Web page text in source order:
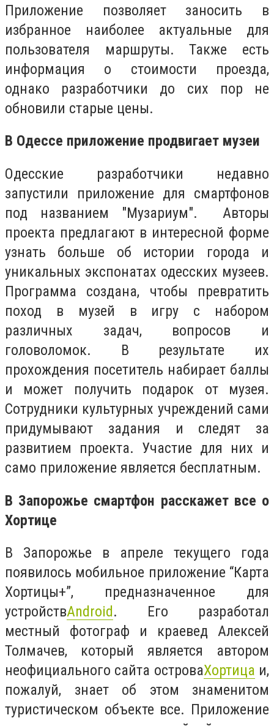
Приложение позволяет заносить в
избранное наиболее актуальные для
пользователя маршруты. Также есть
информация о стоимости проезда,
однако разработчики до сих пор не
обновили старые цены.
В Одессе приложение продвигает музеи
Одесские разработчики недавно
запустили приложение для смартфонов
под названием "Музариум". Авторы
проекта предлагают в интересной форме
узнать больше об истории города и
уникальных экспонатах одесских музеев.
Программа создана, чтобы превратить
поход в музей в игру с набором
различных задач, вопросов и
головоломок. В результате их
прохождения посетитель набирает баллы
и может получить подарок от музея.
Сотрудники культурных учреждений сами
придумывают задания и следят за
развитием проекта. Участие для них и
само приложение является бесплатным.
В Запорожье смартфон расскажет все о
Хортице
В Запорожье в апреле текущего года
появилось мобильное приложение “Карта
Хортицы+”, предназначенное для
устройствAndroid. Его разработал
местный фотограф и краевед Алексей
Толмачев, который является автором
неофициального сайта островаХортица и,
пожалуй, знает об этом знаменитом
туристическом объекте все. Приложение